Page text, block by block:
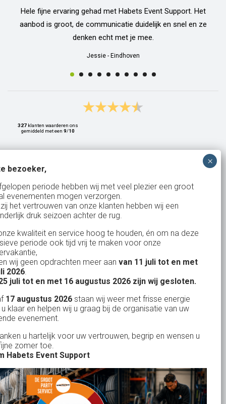
Hele fijne ervaring gehad met Habets Event Support. Het
aanbod is groot, de communicatie duidelijk en snel en ze
denken echt met je mee.
Jessie - Eindhoven
327 klanten waarderen ons
gemiddeld met een 9/10
Bank: NL15ABNA0561810710
KvK: 17167131
BTW: NL.1678.53.296.B01
Uw partner in:
Evenementen verhuur
Feestverhuur
Licht- en Geluidverhuur
Horeca verhuur
Partyverhuur
Je vindt ons op
bezoeker,
periode hebben wij met veel plezier een groot
evenementen mogen verzorgen.
het vertrouwen van onze klanten hebben wij een
druk seizoen achter de rug.
kwaliteit en service hoog te houden, én om na deze
periode ook tijd vrij te maken voor onze
wij geen opdrachten meer aan van 11 juli tot en met
2026.
juli tot en met 16 augustus 2026 zijn wij gesloten.
17 augustus 2026 staan wij weer met frisse energie
klaar en helpen wij u graag bij de organisatie van uw
evenement.
u hartelijk voor uw vertrouwen, begrip en wensen u
zomer toe.
Habets Event Support